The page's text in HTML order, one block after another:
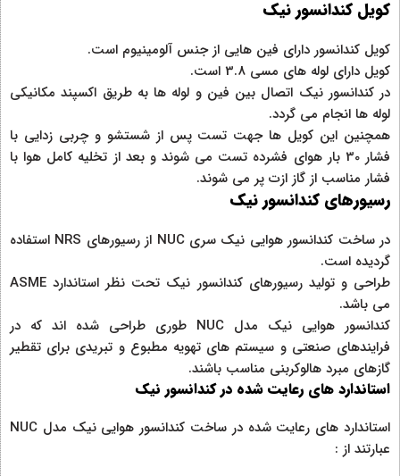
کویل کندانسور نیک
کویل کندانسور دارای فین هایی از جنس آلومینیوم است.
کویل دارای لوله های مسی 3.8 است.
در کندانسور نیک اتصال بین فین و لوله ها به طریق اکسپند مکانیکی
لوله ها انجام می گردد.
همچنین این کویل ها جهت تست پس از شستشو و چربی زدایی با
فشار 30 بار هوای فشرده تست می شوند و بعد از تخلیه کامل هوا با
فشار مناسب از گاز ازت پر می شوند.
رسیورهای کندانسور نیک
در ساخت کندانسور هوایی نیک سری NUC از رسیورهای NRS استفاده
گردیده است.
طراحی و تولید رسیورهای کندانسور نیک تحت نظر استاندارد ASME
می باشد.
کندانسور هوایی نیک مدل NUC طوری طراحی شده اند که در
فرایندهای صنعتی و سیستم های تهویه مطبوع و تبریدی برای تقطیر
گازهای مبرد هالوکربنی مناسب باشند.
استاندارد های رعایت شده در کندانسور نیک
استاندارد های رعایت شده در ساخت کندانسور هوایی نیک مدل NUC
عبارتند از :